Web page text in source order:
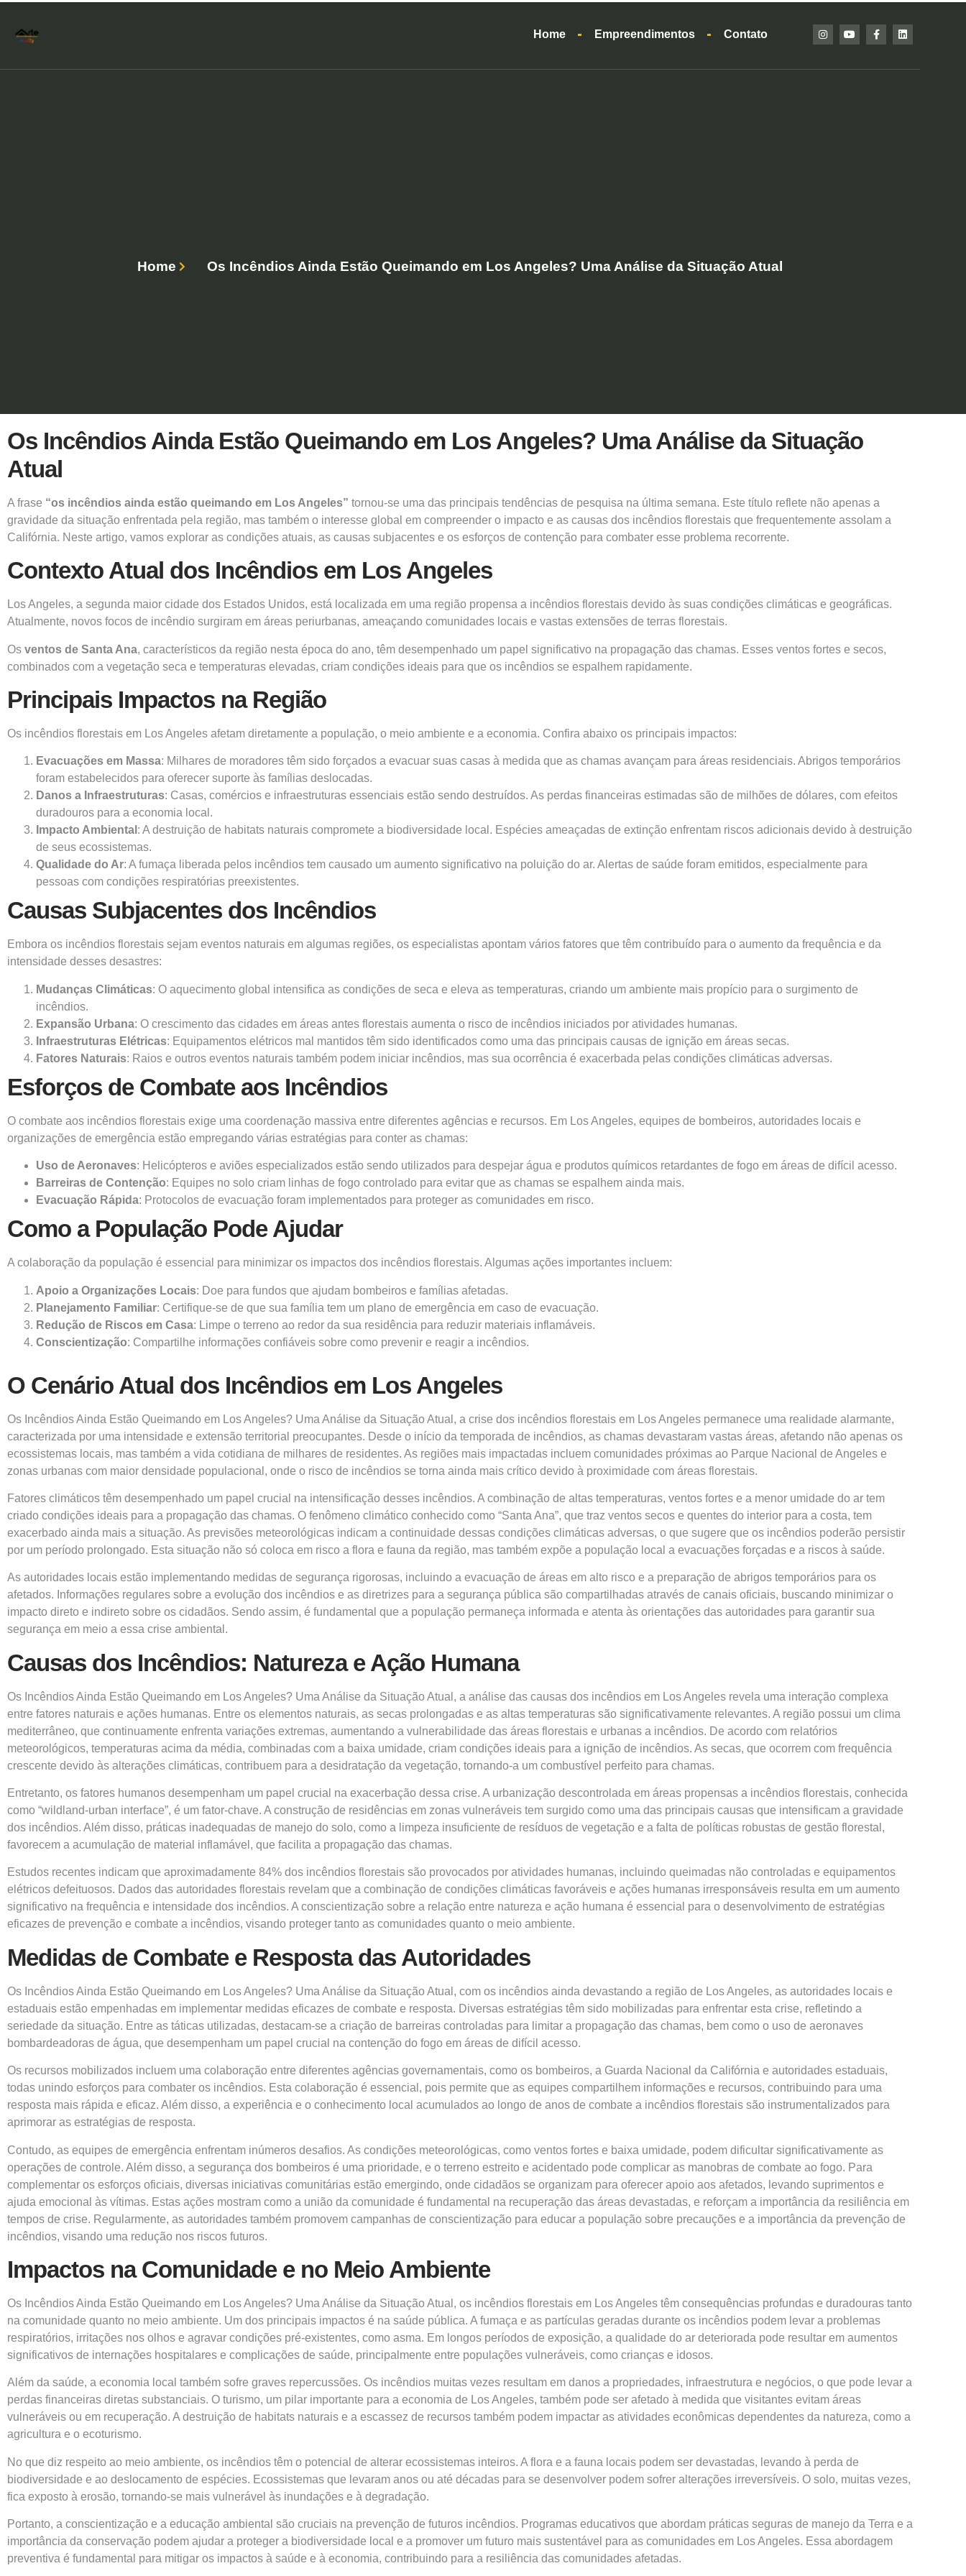
Home Empreendimentos Contato
Home Os Incêndios Ainda Estão Queimando em Los Angeles? Uma Análise da Situação Atual
Os Incêndios Ainda Estão Queimando em Los Angeles? Uma Análise da Situação
Atual
A frase “os incêndios ainda estão queimando em Los Angeles” tornou-se uma das principais tendências de pesquisa na última semana. Este título reflete não apenas a
gravidade da situação enfrentada pela região, mas também o interesse global em compreender o impacto e as causas dos incêndios florestais que frequentemente assolam a
Califórnia. Neste artigo, vamos explorar as condições atuais, as causas subjacentes e os esforços de contenção para combater esse problema recorrente.
Contexto Atual dos Incêndios em Los Angeles
Los Angeles, a segunda maior cidade dos Estados Unidos, está localizada em uma região propensa a incêndios florestais devido às suas condições climáticas e geográficas.
Atualmente, novos focos de incêndio surgiram em áreas periurbanas, ameaçando comunidades locais e vastas extensões de terras florestais.
Os ventos de Santa Ana, característicos da região nesta época do ano, têm desempenhado um papel significativo na propagação das chamas. Esses ventos fortes e secos,
combinados com a vegetação seca e temperaturas elevadas, criam condições ideais para que os incêndios se espalhem rapidamente.
Principais Impactos na Região
Os incêndios florestais em Los Angeles afetam diretamente a população, o meio ambiente e a economia. Confira abaixo os principais impactos:
Evacuações em Massa: Milhares de moradores têm sido forçados a evacuar suas casas à medida que as chamas avançam para áreas residenciais. Abrigos temporários
foram estabelecidos para oferecer suporte às famílias deslocadas.
Danos a Infraestruturas: Casas, comércios e infraestruturas essenciais estão sendo destruídos. As perdas financeiras estimadas são de milhões de dólares, com efeitos
duradouros para a economia local.
Impacto Ambiental : A destruição de habitats naturais compromete a biodiversidade local. Espécies ameaçadas de extinção enfrentam riscos adicionais devido à destruição
de seus ecossistemas.
Qualidade do Ar: A fumaça liberada pelos incêndios tem causado um aumento significativo na poluição do ar. Alertas de saúde foram emitidos, especialmente para
pessoas com condições respiratórias preexistentes.
Causas Subjacentes dos Incêndios
Embora os incêndios florestais sejam eventos naturais em algumas regiões, os especialistas apontam vários fatores que têm contribuído para o aumento da frequência e da
intensidade desses desastres:
Mudanças Climáticas: O aquecimento global intensifica as condições de seca e eleva as temperaturas, criando um ambiente mais propício para o surgimento de
incêndios.
Expansão Urbana: O crescimento das cidades em áreas antes florestais aumenta o risco de incêndios iniciados por atividades humanas.
Infraestruturas Elétricas: Equipamentos elétricos mal mantidos têm sido identificados como uma das principais causas de ignição em áreas secas.
Fatores Naturais: Raios e outros eventos naturais também podem iniciar incêndios, mas sua ocorrência é exacerbada pelas condições climáticas adversas.
Esforços de Combate aos Incêndios
O combate aos incêndios florestais exige uma coordenação massiva entre diferentes agências e recursos. Em Los Angeles, equipes de bombeiros, autoridades locais e
organizações de emergência estão empregando várias estratégias para conter as chamas:
Uso de Aeronaves: Helicópteros e aviões especializados estão sendo utilizados para despejar água e produtos químicos retardantes de fogo em áreas de difícil acesso.
Barreiras de Contenção: Equipes no solo criam linhas de fogo controlado para evitar que as chamas se espalhem ainda mais.
Evacuação Rápida: Protocolos de evacuação foram implementados para proteger as comunidades em risco.
Como a População Pode Ajudar
A colaboração da população é essencial para minimizar os impactos dos incêndios florestais. Algumas ações importantes incluem:
Apoio a Organizações Locais: Doe para fundos que ajudam bombeiros e famílias afetadas.
Planejamento Familiar: Certifique-se de que sua família tem um plano de emergência em caso de evacuação.
Redução de Riscos em Casa: Limpe o terreno ao redor da sua residência para reduzir materiais inflamáveis.
Conscientização: Compartilhe informações confiáveis sobre como prevenir e reagir a incêndios.
O Cenário Atual dos Incêndios em Los Angeles
Os Incêndios Ainda Estão Queimando em Los Angeles? Uma Análise da Situação Atual, a crise dos incêndios florestais em Los Angeles permanece uma realidade alarmante,
caracterizada por uma intensidade e extensão territorial preocupantes. Desde o início da temporada de incêndios, as chamas devastaram vastas áreas, afetando não apenas os
ecossistemas locais, mas também a vida cotidiana de milhares de residentes. As regiões mais impactadas incluem comunidades próximas ao Parque Nacional de Angeles e
zonas urbanas com maior densidade populacional, onde o risco de incêndios se torna ainda mais crítico devido à proximidade com áreas florestais.
Fatores climáticos têm desempenhado um papel crucial na intensificação desses incêndios. A combinação de altas temperaturas, ventos fortes e a menor umidade do ar tem
criado condições ideais para a propagação das chamas. O fenômeno climático conhecido como “Santa Ana”, que traz ventos secos e quentes do interior para a costa, tem
exacerbado ainda mais a situação. As previsões meteorológicas indicam a continuidade dessas condições climáticas adversas, o que sugere que os incêndios poderão persistir
por um período prolongado. Esta situação não só coloca em risco a flora e fauna da região, mas também expõe a população local a evacuações forçadas e a riscos à saúde.
As autoridades locais estão implementando medidas de segurança rigorosas, incluindo a evacuação de áreas em alto risco e a preparação de abrigos temporários para os
afetados. Informações regulares sobre a evolução dos incêndios e as diretrizes para a segurança pública são compartilhadas através de canais oficiais, buscando minimizar o
impacto direto e indireto sobre os cidadãos. Sendo assim, é fundamental que a população permaneça informada e atenta às orientações das autoridades para garantir sua
segurança em meio a essa crise ambiental.
Causas dos Incêndios: Natureza e Ação Humana
Os Incêndios Ainda Estão Queimando em Los Angeles? Uma Análise da Situação Atual, a análise das causas dos incêndios em Los Angeles revela uma interação complexa
entre fatores naturais e ações humanas. Entre os elementos naturais, as secas prolongadas e as altas temperaturas são significativamente relevantes. A região possui um clima
mediterrâneo, que continuamente enfrenta variações extremas, aumentando a vulnerabilidade das áreas florestais e urbanas a incêndios. De acordo com relatórios
meteorológicos, temperaturas acima da média, combinadas com a baixa umidade, criam condições ideais para a ignição de incêndios. As secas, que ocorrem com frequência
crescente devido às alterações climáticas, contribuem para a desidratação da vegetação, tornando-a um combustível perfeito para chamas.
Entretanto, os fatores humanos desempenham um papel crucial na exacerbação dessa crise. A urbanização descontrolada em áreas propensas a incêndios florestais, conhecida
como “wildland-urban interface”, é um fator-chave. A construção de residências em zonas vulneráveis tem surgido como uma das principais causas que intensificam a gravidade
dos incêndios. Além disso, práticas inadequadas de manejo do solo, como a limpeza insuficiente de resíduos de vegetação e a falta de políticas robustas de gestão florestal,
favorecem a acumulação de material inflamável, que facilita a propagação das chamas.
Estudos recentes indicam que aproximadamente 84% dos incêndios florestais são provocados por atividades humanas, incluindo queimadas não controladas e equipamentos
elétricos defeituosos. Dados das autoridades florestais revelam que a combinação de condições climáticas favoráveis e ações humanas irresponsáveis resulta em um aumento
significativo na frequência e intensidade dos incêndios. A conscientização sobre a relação entre natureza e ação humana é essencial para o desenvolvimento de estratégias
eficazes de prevenção e combate a incêndios, visando proteger tanto as comunidades quanto o meio ambiente.
Medidas de Combate e Resposta das Autoridades
Os Incêndios Ainda Estão Queimando em Los Angeles? Uma Análise da Situação Atual, com os incêndios ainda devastando a região de Los Angeles, as autoridades locais e
estaduais estão empenhadas em implementar medidas eficazes de combate e resposta. Diversas estratégias têm sido mobilizadas para enfrentar esta crise, refletindo a
seriedade da situação. Entre as táticas utilizadas, destacam-se a criação de barreiras controladas para limitar a propagação das chamas, bem como o uso de aeronaves
bombardeadoras de água, que desempenham um papel crucial na contenção do fogo em áreas de difícil acesso.
Os recursos mobilizados incluem uma colaboração entre diferentes agências governamentais, como os bombeiros, a Guarda Nacional da Califórnia e autoridades estaduais,
todas unindo esforços para combater os incêndios. Esta colaboração é essencial, pois permite que as equipes compartilhem informações e recursos, contribuindo para uma
resposta mais rápida e eficaz. Além disso, a experiência e o conhecimento local acumulados ao longo de anos de combate a incêndios florestais são instrumentalizados para
aprimorar as estratégias de resposta.
Contudo, as equipes de emergência enfrentam inúmeros desafios. As condições meteorológicas, como ventos fortes e baixa umidade, podem dificultar significativamente as
operações de controle. Além disso, a segurança dos bombeiros é uma prioridade, e o terreno estreito e acidentado pode complicar as manobras de combate ao fogo. Para
complementar os esforços oficiais, diversas iniciativas comunitárias estão emergindo, onde cidadãos se organizam para oferecer apoio aos afetados, levando suprimentos e
ajuda emocional às vítimas. Estas ações mostram como a união da comunidade é fundamental na recuperação das áreas devastadas, e reforçam a importância da resiliência em
tempos de crise. Regularmente, as autoridades também promovem campanhas de conscientização para educar a população sobre precauções e a importância da prevenção de
incêndios, visando uma redução nos riscos futuros.
Impactos na Comunidade e no Meio Ambiente
Os Incêndios Ainda Estão Queimando em Los Angeles? Uma Análise da Situação Atual, os incêndios florestais em Los Angeles têm consequências profundas e duradouras tanto
na comunidade quanto no meio ambiente. Um dos principais impactos é na saúde pública. A fumaça e as partículas geradas durante os incêndios podem levar a problemas
respiratórios, irritações nos olhos e agravar condições pré-existentes, como asma. Em longos períodos de exposição, a qualidade do ar deteriorada pode resultar em aumentos
significativos de internações hospitalares e complicações de saúde, principalmente entre populações vulneráveis, como crianças e idosos.
Além da saúde, a economia local também sofre graves repercussões. Os incêndios muitas vezes resultam em danos a propriedades, infraestrutura e negócios, o que pode levar a
perdas financeiras diretas substanciais. O turismo, um pilar importante para a economia de Los Angeles, também pode ser afetado à medida que visitantes evitam áreas
vulneráveis ou em recuperação. A destruição de habitats naturais e a escassez de recursos também podem impactar as atividades econômicas dependentes da natureza, como a
agricultura e o ecoturismo.
No que diz respeito ao meio ambiente, os incêndios têm o potencial de alterar ecossistemas inteiros. A flora e a fauna locais podem ser devastadas, levando à perda de
biodiversidade e ao deslocamento de espécies. Ecossistemas que levaram anos ou até décadas para se desenvolver podem sofrer alterações irreversíveis. O solo, muitas vezes,
fica exposto à erosão, tornando-se mais vulnerável às inundações e à degradação.
Portanto, a conscientização e a educação ambiental são cruciais na prevenção de futuros incêndios. Programas educativos que abordam práticas seguras de manejo da Terra e a
importância da conservação podem ajudar a proteger a biodiversidade local e a promover um futuro mais sustentável para as comunidades em Los Angeles. Essa abordagem
preventiva é fundamental para mitigar os impactos à saúde e à economia, contribuindo para a resiliência das comunidades afetadas.